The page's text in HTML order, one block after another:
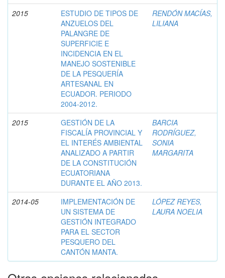
2015
ESTUDIO DE TIPOS DE
ANZUELOS DEL
PALANGRE DE
SUPERFICIE E
INCIDENCIA EN EL
MANEJO SOSTENIBLE
DE LA PESQUERÍA
ARTESANAL EN
ECUADOR. PERIODO
2004-2012.
RENDÓN MACÍAS,
LILIANA
2015
GESTIÓN DE LA
FISCALÍA PROVINCIAL Y
EL INTERÉS AMBIENTAL
ANALIZADO A PARTIR
DE LA CONSTITUCIÓN
ECUATORIANA
DURANTE EL AÑO 2013.
BARCIA
RODRÍGUEZ,
SONIA
MARGARITA
2014-05
IMPLEMENTACIÓN DE
UN SISTEMA DE
GESTIÓN INTEGRADO
PARA EL SECTOR
PESQUERO DEL
CANTÓN MANTA.
LÓPEZ REYES,
LAURA NOELIA